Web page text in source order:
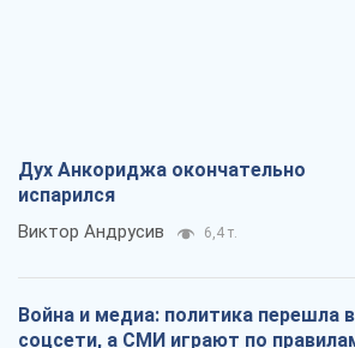
Дух Анкориджа окончательно
испарился
Виктор Андрусив 6,4 т.
Война и медиа: политика перешла в
соцсети, а СМИ играют по